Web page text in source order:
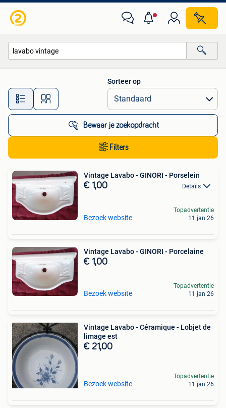
Alle afstanden…
Sorteer op
Bewaar je zoekopdracht
Filters
Vintage Lavabo - GINORI - Porselein
€ 1,00 Details
Bezoek website
Topadvertentie
11 jan 26
Vintage Lavabo - GINORI - Porcelaine
€ 1,00
Bezoek website
Topadvertentie
11 jan 26
Vintage Lavabo - Céramique - Lobjet de
limage est
€ 21,00
Bezoek website
Topadvertentie
11 jan 26